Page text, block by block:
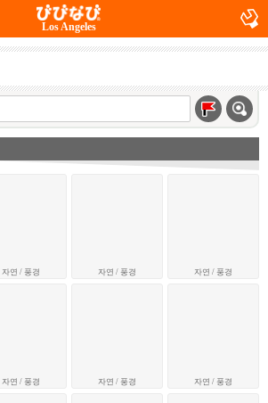
Los Angeles
자연 / 풍경
자연 / 풍경
자연 / 풍경
자연 / 풍경
자연 / 풍경
자연 / 풍경